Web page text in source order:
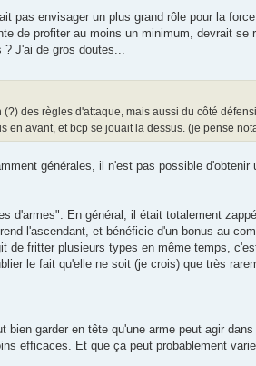
pas envisager un plus grand rôle pour la
de profiter au moins un minimum, devrait se
? J'ai de gros doutes...
des règles d'attaque, mais aussi du côté
avant, et bcp se jouait la dessus. (je pense
générales, il n'est pas possible d'obtenir
d'armes". En général, il était totalement
l'ascendant, et bénéficie d'un bonus au
de fritter plusieurs types en même temps,
le fait qu'elle ne soit (je crois) que très
garder en tête qu'une arme peut agir
efficaces. Et que ça peut probablement